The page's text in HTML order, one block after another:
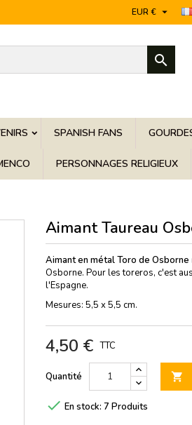
EUR € 

SPANISH FANS
PERSONNAGES RELIGIEUX
Aimant Taureau
Aimant en métal Toro de Osborne
Osborne. Pour les toreros, c'est
l'Espagne.
Mesures: 5,5 x 5,5 cm.
4,50 € TTC
Quantité 
 En stock: 7 Produits